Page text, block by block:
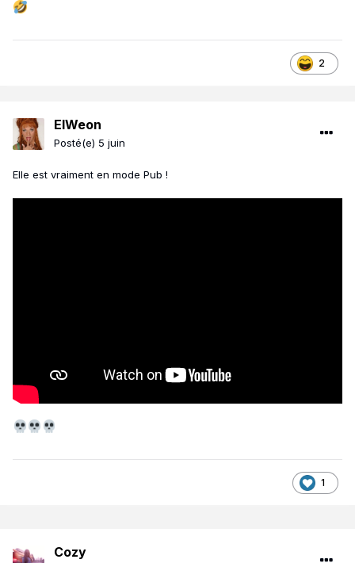
2
ElWeon
Posté(e) 5 juin
Elle est vraiment en mode Pub !
1
Cozy